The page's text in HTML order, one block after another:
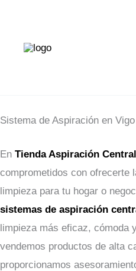
contenido
Sistema de Aspiración en Vigo
En Tienda Aspiración
comprometidos con ofrecerte
limpieza para tu hogar o
sistemas de aspiración
limpieza más eficaz, cómoda
vendemos productos de alta
proporcionamos